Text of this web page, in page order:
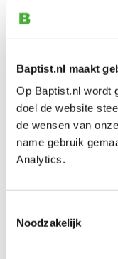
Baptist.nl maakt
Op Baptist.nl wordt
doel de website
de wensen van
name gebruik
Analytics.
Noodzakelijk
€
€